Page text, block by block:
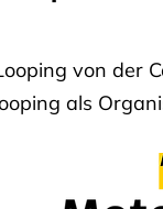
von der
als